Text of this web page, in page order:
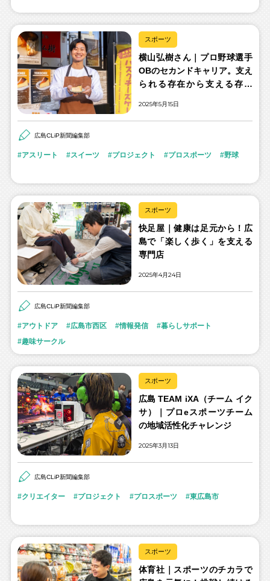
スポーツ
横山弘樹さん｜プロ野球選手
OBのセカンドキャリア。支え
られる存在から支える存在
2025年5月15日
広島CLiP新聞編集部
アスリート スイーツ プロジェクト プロスポーツ 野球
スポーツ
快足屋｜健康は足元から！広
島で「楽しく歩く」を支える
専門店
2025年4月24日
広島CLiP新聞編集部
アウトドア 広島市西区 情報発信
暮らしサポート
趣味サークル
スポーツ
広島 TEAM iXA（チーム イク
サ）｜プロeスポーツチーム
の地域活性化チャレンジ
2025年3月13日
広島CLiP新聞編集部
クリエイター プロジェクト プロスポーツ 東広島市
スポーツ
体育社｜スポーツのチカラで